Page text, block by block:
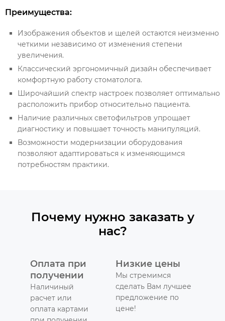
Преимущества:
Изображения объектов и щелей остаются неизменно
четкими независимо от изменения степени
увеличения.
Классический эргономичный дизайн обеспечивает
комфортную работу стоматолога.
Широчайший спектр настроек позволяет оптимально
расположить прибор относительно пациента.
Наличие различных светофильтров упрощает
диагностику и повышает точность манипуляций.
Возможности модернизации оборудования
позволяют адаптироваться к изменяющимся
потребностям практики.
Почему нужно заказать у
нас?
Оплата при
получении
Наличиный
расчет или
оплата картами
Низкие цены
Мы стремимся
сделать Вам лучшее
предложение по
цене!